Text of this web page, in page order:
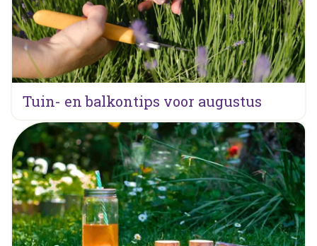
Tuin- en balkontips voor augustus